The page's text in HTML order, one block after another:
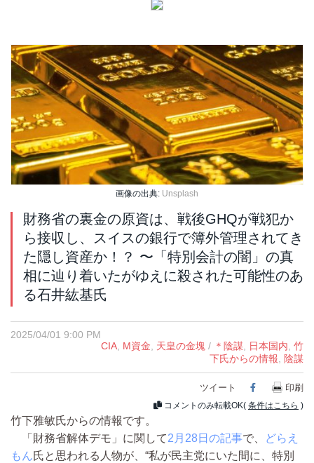
画像の出典: Unsplash
財務省の裏金の原資は、戦後GHQが戦犯か
ら接収し、スイスの銀行で簿外管理されてき
た隠し資産か！？ 〜「特別会計の闇」の真
相に辿り着いたがゆえに殺された可能性のあ
る石井紘基氏
2025/04/01 9:00 PM
CIA M資金 天皇の金塊 / ＊陰謀 日本国内 竹
下氏からの情報
陰謀
ツイート Facebook
印刷
コメントのみ転載OK( 条件はこちら )
竹下雅敏氏からの情報です。
「財務省解体デモ」に関して2月28日の記事で、
どらえ
もん氏と思われる人物が、“私が民主党にいた間に、特別